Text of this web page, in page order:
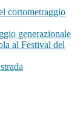
cortometraggio
generazionale
al Festival del